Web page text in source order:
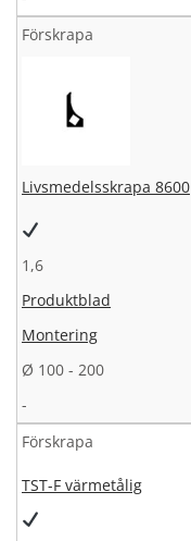
Förskrapa
Livsmedelsskrapa 8600
1,6
Produktblad
Montering
Ø 100 - 200
-
Förskrapa
TST-F värmetålig